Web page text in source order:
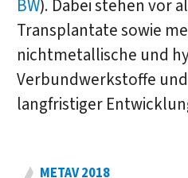
BW). Dabei stehen vor
Transplantate sowie
nichtmetallische und
Verbundwerkstoffe
langfristiger
METAV 2018